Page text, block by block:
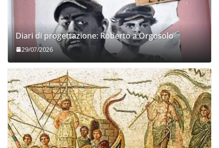
Diari di progettazione: Roberto a Orgosolo
29/07/2026